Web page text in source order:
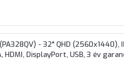
- 32" QHD (2560x1440),
DisplayPort, USB, 3 év